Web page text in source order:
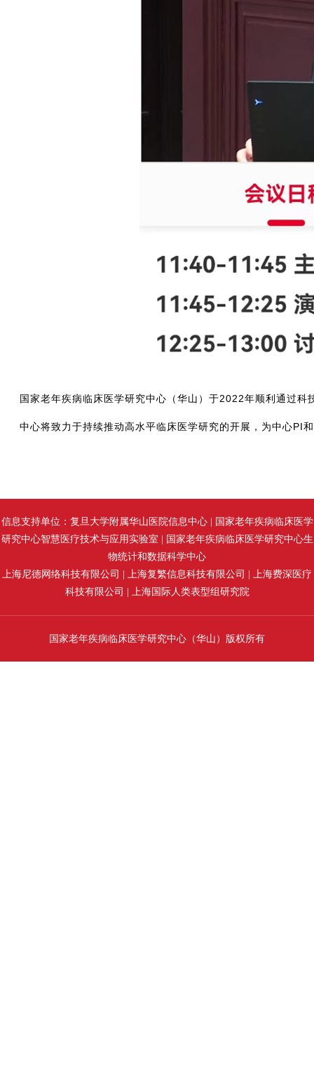
国家老年疾病临床医学研究中心（华山）于2022年顺利通过
中心将致力于持续推动高水平临床医学研究的开展，为中心PI
信息支持单位：复旦大学附属华山医院信息中心 | 国家老年疾病临床医学
研究中心智慧医疗技术与应用实验室 | 国家老年疾病临床医学研究中心生
物统计和数据科学中心
上海尼德网络科技有限公司 | 上海复繁信息科技有限公司 | 上海费深医疗
科技有限公司 | 上海国际人类表型组研究院
国家老年疾病临床医学研究中心（华山）版权所有